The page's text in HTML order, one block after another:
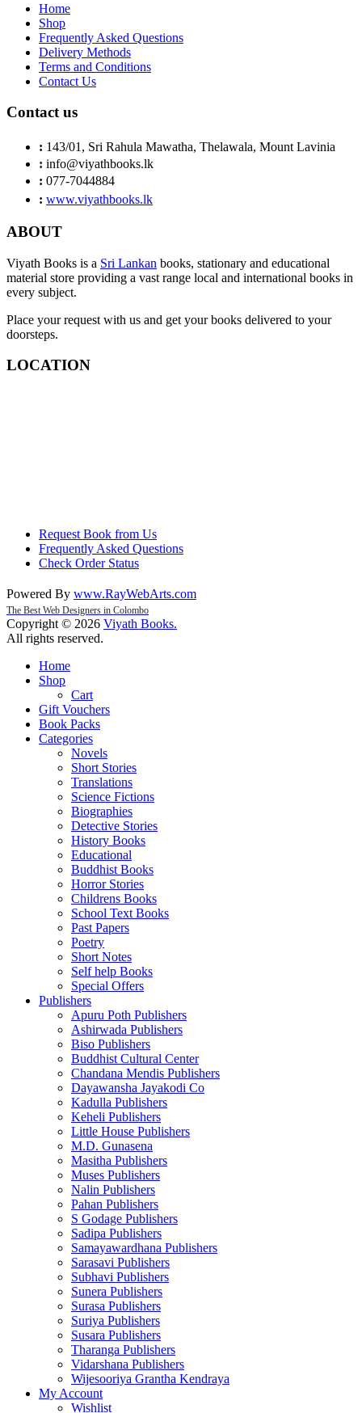
Home
Shop
Frequently Asked Questions
Delivery Methods
Terms and Conditions
Contact Us
Contact us
: 143/01, Sri Rahula Mawatha, Thelawala, Mount Lavinia
: info@viyathbooks.lk
: 077-7044884
: www.viyathbooks.lk
ABOUT
Viyath Books is a Sri Lankan books, stationary and educational
material store providing a vast range local and international books in
every subject.
Place your request with us and get your books delivered to your
doorsteps.
LOCATION
Request Book from Us
Frequently Asked Questions
Check Order Status
Powered By www.RayWebArts.com
The Best Web Designers in Colombo
Copyright © 2026 Viyath Books.
All rights reserved.
Home
Shop
Cart
Gift Vouchers
Book Packs
Categories
Novels
Short Stories
Translations
Science Fictions
Biographies
Detective Stories
History Books
Educational
Buddhist Books
Horror Stories
Childrens Books
School Text Books
Past Papers
Poetry
Short Notes
Self help Books
Special Offers
Publishers
Apuru Poth Publishers
Ashirwada Publishers
Biso Publishers
Buddhist Cultural Center
Chandana Mendis Publishers
Dayawansha Jayakodi Co
Kadulla Publishers
Keheli Publishers
Little House Publishers
M.D. Gunasena
Masitha Publishers
Muses Publishers
Nalin Publishers
Pahan Publishers
S Godage Publishers
Sadipa Publishers
Samayawardhana Publishers
Sarasavi Publishers
Subhavi Publishers
Sunera Publishers
Surasa Publishers
Suriya Publishers
Susara Publishers
Tharanga Publishers
Vidarshana Publishers
Wijesooriya Grantha Kendraya
My Account
Wishlist